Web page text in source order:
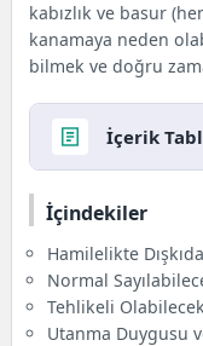
kabızlık ve basur
kanamaya neden
bilmek ve doğru
İçerik
Hamilelikte
Normal
Tehlikeli
Utanma
Anne
İçindekiler
Hamilelikte
Normal
Tehlikeli
Utanma Duygusu